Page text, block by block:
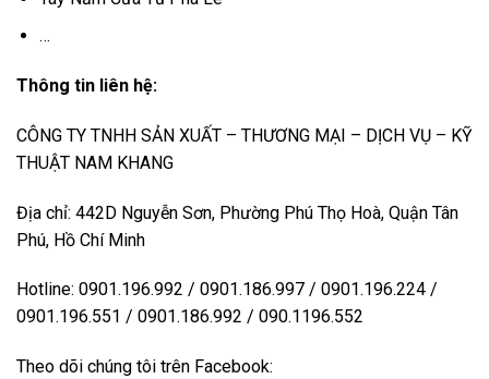
…
Thông tin liên hệ:
CÔNG TY TNHH SẢN XUẤT – THƯƠNG MẠI – DỊCH VỤ – KỸ
THUẬT NAM KHANG
Địa chỉ: 442D Nguyễn Sơn, Phường Phú Thọ Hoà, Quận Tân
Phú, Hồ Chí Minh
Hotline: 0901.196.992 / 0901.186.997 / 0901.196.224 /
0901.196.551 / 0901.186.992 / 090.1196.552
Theo dõi chúng tôi trên Facebook: